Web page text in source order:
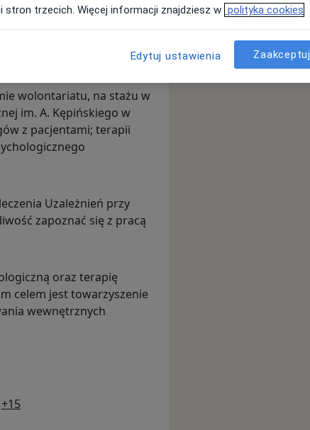
śledczej, co pozwoliło mi
psychicznych w
wolontariatu, na stażu w
im. A. Kępińskiego w
Uzależnień przy
zapoznać się z pracą
oraz terapię
celem jest towarzyszenie
wewnętrznych
+15
stron trzecich. Więcej informacji znajdziesz w polityka cookies
Edytuj ustawienia Zaakceptuj